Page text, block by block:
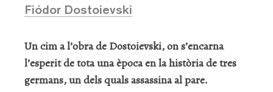
Fiódor Dostoievski
Un cim a l’obra de Dostoievski, on s’encarna
l’esperit de tota una època en la història de tres
germans, un dels quals assassina al pare.